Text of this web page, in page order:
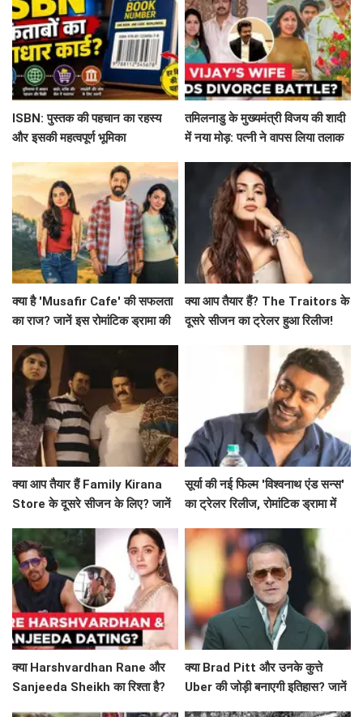
ISBN: पुस्तक की पहचान का रहस्य
और इसकी महत्वपूर्ण भूमिका
तमिलनाडु के मुख्यमंत्री विजय की शादी
में नया मोड़: पत्नी ने वापस लिया तलाक
क्या है 'Musafir Cafe' की सफलता
का राज? जानें इस रोमांटिक ड्रामा की
क्या आप तैयार हैं? The Traitors के
दूसरे सीजन का ट्रेलर हुआ रिलीज!
क्या आप तैयार हैं Family Kirana
Store के दूसरे सीजन के लिए? जानें
सूर्या की नई फिल्म 'विश्वनाथ एंड सन्स'
का ट्रेलर रिलीज, रोमांटिक ड्रामा में
क्या Harshvardhan Rane और
Sanjeeda Sheikh का रिश्ता है?
क्या Brad Pitt और उनके कुत्ते
Uber की जोड़ी बनाएगी इतिहास? जानें